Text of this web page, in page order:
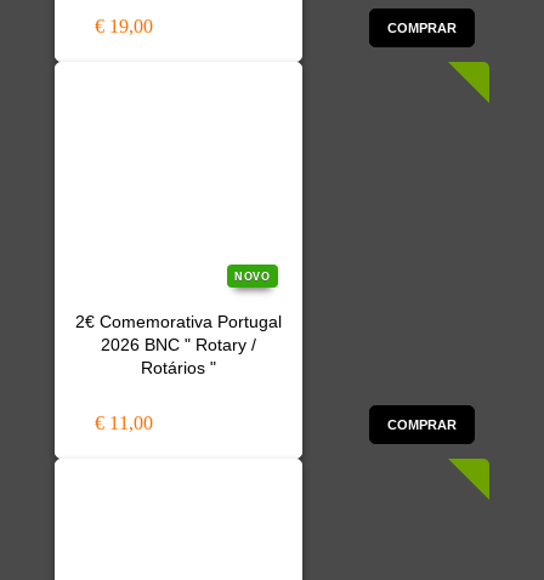
€ 19,00 COMPRAR
NOVO
2€ Comemorativa Portugal
2026 BNC " Rotary /
Rotários "
€ 11,00 COMPRAR